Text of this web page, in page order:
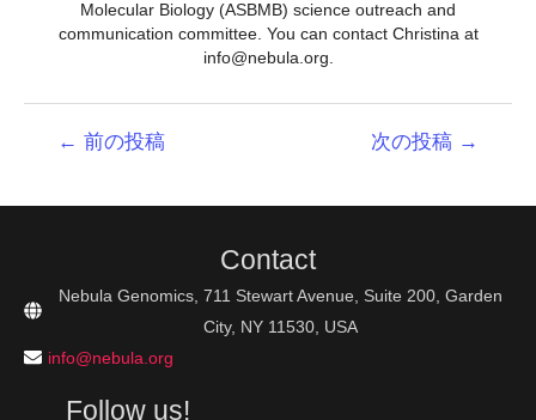
Molecular Biology (ASBMB) science outreach and
communication committee. You can contact Christina at
info@nebula.org.
ビ
ョ
← 前の投稿 次の投稿 →
Contact
Nebula Genomics, 711 Stewart Avenue, Suite 200, Garden
City, NY 11530, USA
info@nebula.org
Follow us!